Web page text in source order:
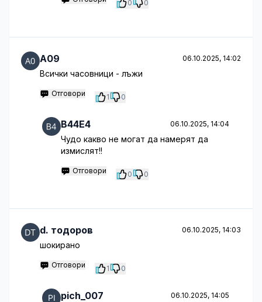
0 0
A09 06.10.2025, 14:02
Всички часовници - лъжи
Отговори 1 0
B44E4 06.10.2025, 14:04
Чудо какво не могат да намерят да
измислят!!
Отговори 0 0
d. тодоров 06.10.2025, 14:03
шокирано
Отговори 1 0
pich_007 06.10.2025, 14:05